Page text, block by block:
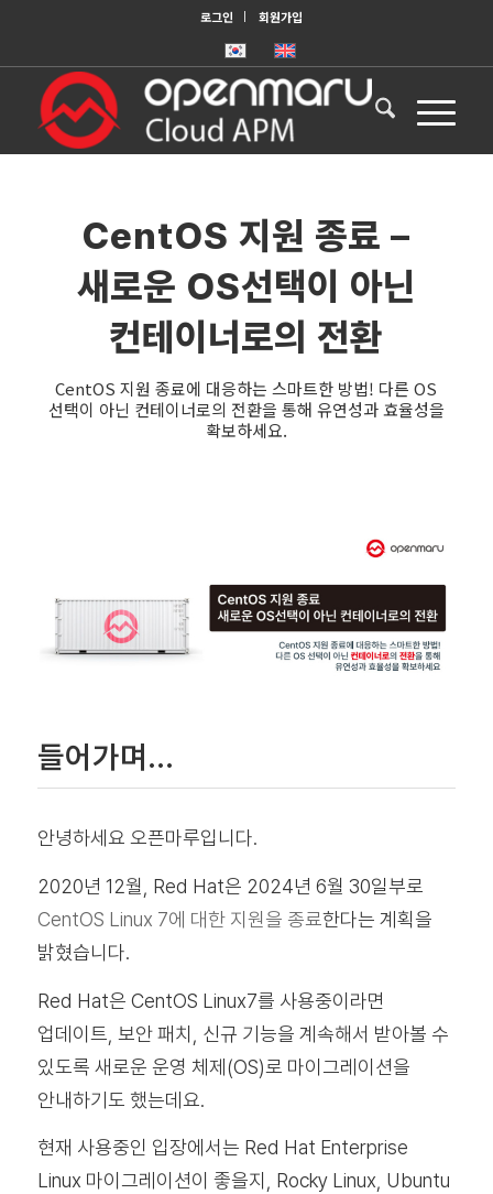
로그인 회원가입
CentOS 지원 종료 –
새로운 OS선택이 아닌
컨테이너로의 전환
CentOS 지원 종료에 대응하는 스마트한 방법! 다른 OS
선택이 아닌 컨테이너로의 전환을 통해 유연성과 효율성을
확보하세요.
들어가며…
안녕하세요 오픈마루입니다.
2020년 12월, Red Hat은 2024년 6월 30일부로
CentOS Linux 7에 대한 지원을 종료한다는 계획을
밝혔습니다.
Red Hat은 CentOS Linux7를 사용중이라면
업데이트, 보안 패치, 신규 기능을 계속해서 받아볼 수
있도록 새로운 운영 체제(OS)로 마이그레이션을
안내하기도 했는데요.
현재 사용중인 입장에서는 Red Hat Enterprise
Linux 마이그레이션이 좋을지, Rocky Linux, Ubuntu